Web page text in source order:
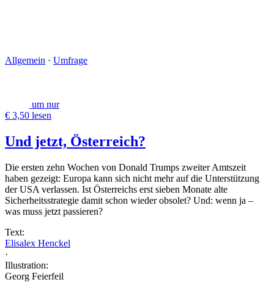
Allgemein · Umfrage
um nur
€ 3,50 lesen
Und jetzt, Österreich?
Die ersten zehn Wochen von Donald Trumps zweiter Amtszeit
haben gezeigt: Europa kann sich nicht mehr auf die Unterstützung
der USA verlassen. Ist Österreichs erst sieben Monate alte
Sicherheitsstrategie damit schon wieder obsolet? Und: wenn ja –
was muss jetzt passieren?
Text:
Elisalex Henckel
·
Illustration:
Georg Feierfeil